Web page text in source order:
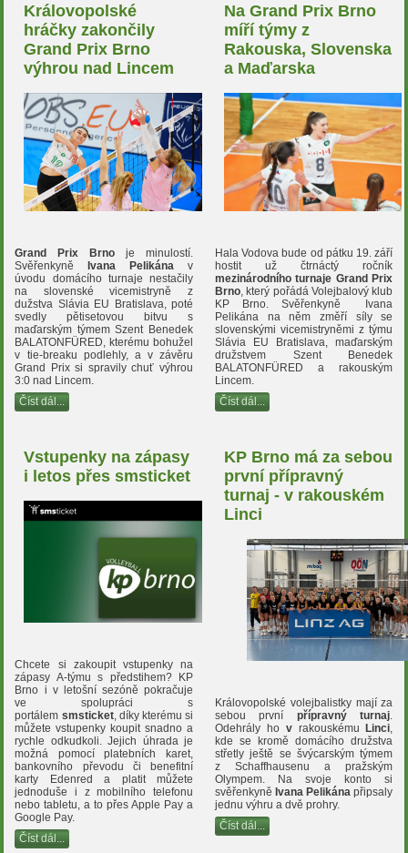
Královopolské
hráčky zakončily
Grand Prix Brno
výhrou nad Lincem
Grand Prix Brno je minulostí.
SvěřenkyněIvana Pelikána v
úvodu domácího turnaje nestačily
na slovenské vicemistryně z
dužstva Slávia EU Bratislava, poté
svedly pětisetovou bitvu s
maďarským týmem Szent Benedek
BALATONFÜRED, kterému bohužel
v tie-breaku podlehly, a v závěru
Grand Prix si spravily chuť výhrou
3:0 nad Lincem.
Číst dál...
Na Grand Prix Brno
míří týmy z
Rakouska, Slovenska
a Maďarska
Hala Vodova bude od pátku 19. září
hostit už čtrnáctý ročník
mezinárodního turnaje Grand Prix
Brno, který pořádá Volejbalový klub
KP Brno. Svěřenkyně Ivana
Pelikána na něm změří síly se
slovenskými vicemistryněmi z týmu
Slávia EU Bratislava, maďarským
družstvem Szent Benedek
BALATONFÜRED a rakouským
Lincem.
Číst dál...
Vstupenky na zápasy
i letos přes smsticket
Chcete si zakoupit vstupenky na
zápasy A-týmu s předstihem? KP
Brno i v letošní sezóně pokračuje
ve spolupráci s
portálem smsticket, díky kterému si
můžete vstupenky koupit snadno a
rychle odkudkoli. Jejich úhrada je
možná pomocí platebních karet,
bankovního převodu či benefitní
karty Edenred a platit můžete
jednoduše i z mobilního telefonu
nebo tabletu, a to přes Apple Pay a
Google Pay.
Číst dál...
KP Brno má za sebou
první přípravný
turnaj - v rakouském
Linci
Královopolské volejbalistky mají za
sebou první přípravný turnaj
Odehrály ho vrakouskémuLinci
kde se kromě domácího družstva
střetly ještě se švýcarským týmem
z Schaffhausenu a pražským
Olympem. Na svoje konto si
svěřenkyněIvana Pelikána připsaly
jednu výhru a dvě prohry.
Číst dál...